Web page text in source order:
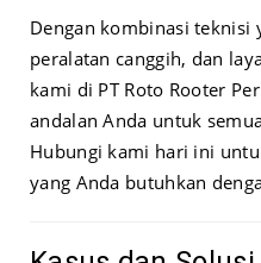
Dengan kombinasi teknisi
peralatan canggih, dan
kami di PT Roto Rooter
andalan Anda untuk
Hubungi kami hari ini
yang Anda butuhkan